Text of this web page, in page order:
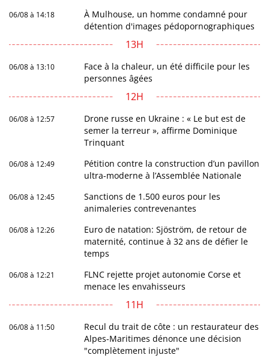
06/08 à 14:18
À Mulhouse, un homme condamné pour
détention d'images pédopornographiques
13H
06/08 à 13:10
Face à la chaleur, un été difficile pour les
personnes âgées
12H
06/08 à 12:57
Drone russe en Ukraine : « Le but est de
semer la terreur », affirme Dominique
Trinquant
06/08 à 12:49
Pétition contre la construction d’un pavillon
ultra-moderne à l’Assemblée Nationale
06/08 à 12:45
Sanctions de 1.500 euros pour les
animaleries contrevenantes
06/08 à 12:26
Euro de natation: Sjöström, de retour de
maternité, continue à 32 ans de défier le
temps
06/08 à 12:21
FLNC rejette projet autonomie Corse et
menace les envahisseurs
11H
06/08 à 11:50
Recul du trait de côte : un restaurateur des
Alpes-Maritimes dénonce une décision
"complètement injuste"